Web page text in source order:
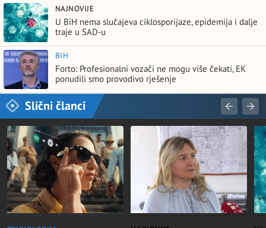
NAJNOVIJE
U BiH nema slučajeva ciklosporijaze, epidemija i dalje
traje u SAD-u
BIH
Forto: Profesionalni vozači ne mogu više čekati, EK
ponudili smo provodivo rješenje
Slični članci